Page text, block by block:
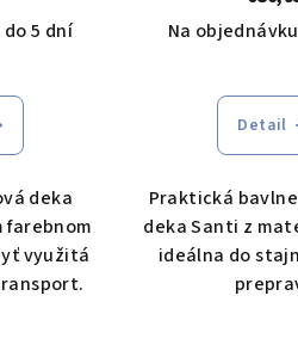
5 dní
deka
farebnom
využitá
Na
Detail
Praktická
deka Santi z
ideálna do